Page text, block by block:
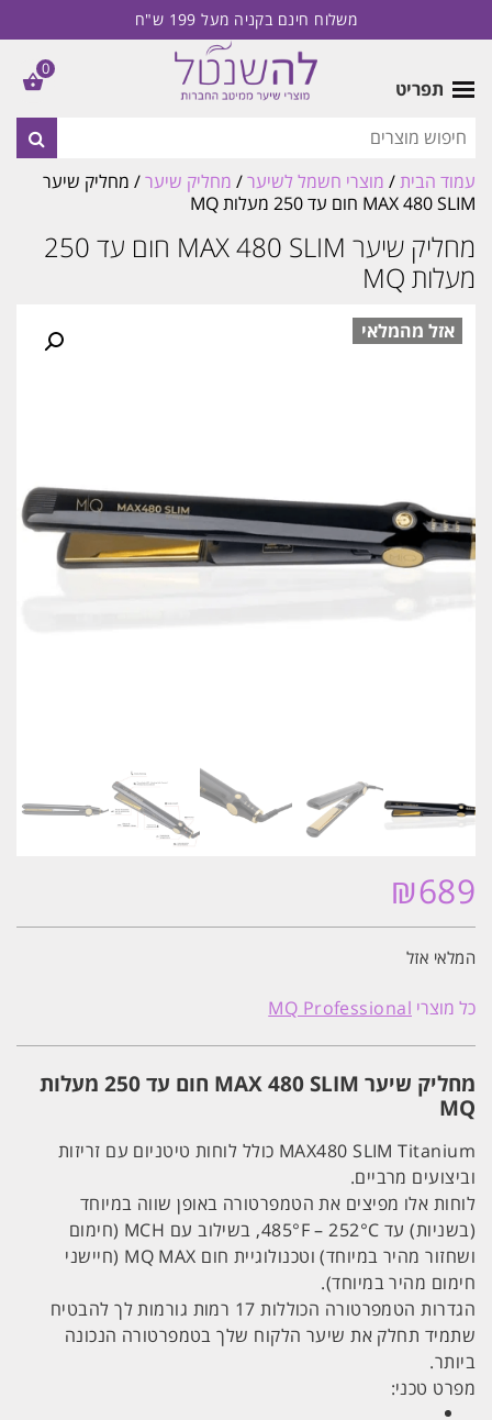
משלוח חינם בקניה מעל 199 ש"ח
תפריט
עמוד הבית/ מוצרי חשמל לשיער/ מחליק שיער/ מחליק שיער
MAX 480 SLIM חום עד 250 מעלות MQ
מחליק שיער MAX 480 SLIM חום עד 250
מעלות MQ
₪689
המלאי אזל
כל מוצרי MQ Professional
מחליק שיער MAX 480 SLIM חום עד 250 מעלות
MQ
MAX480 SLIM Titanium כולל לוחות טיטניום עם זריזות
וביצועים מרביים.
לוחות אלו מפיצים את הטמפרטורה באופן שווה במיוחד
(בשניות) עד 485°F – 252°C, בשילוב עם MCH (חימום
ושחזור מהיר במיוחד) וטכנולוגיית חום MQ MAX (חיישני
חימום מהיר במיוחד).
הגדרות הטמפרטורה הכוללות 17 רמות גורמות לך להבטיח
שתמיד תחלק את שיער הלקוח שלך בטמפרטורה הנכונה
ביותר.
מפרט טכני:
0